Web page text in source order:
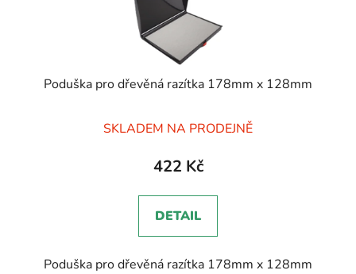
Poduška pro dřevěná razítka 178mm x 128mm
hodnocení
produktu
5,0
z
hvězdiček.
SKLADEM NA PRODEJNĚ
422 Kč
DETAIL
Poduška pro dřevěná razítka 178mm x 128mm